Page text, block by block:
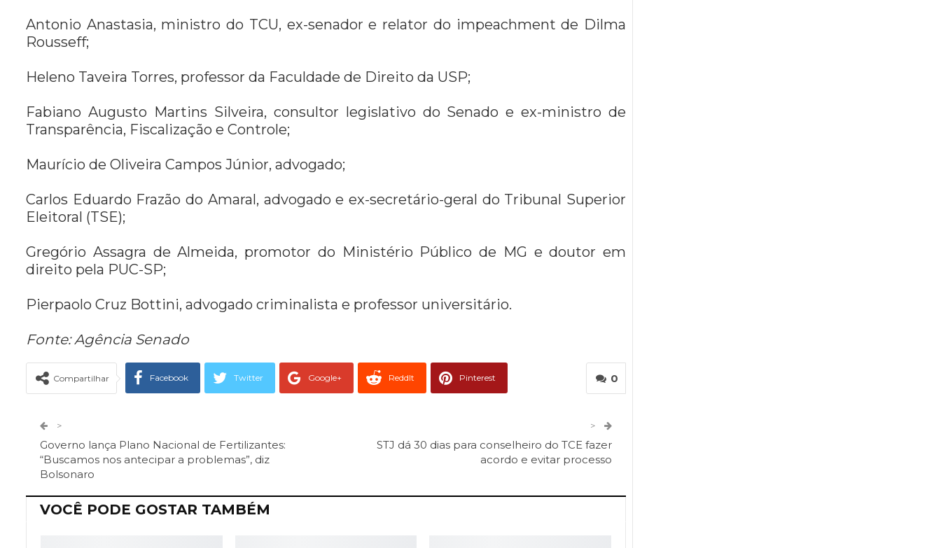
Antonio Anastasia, ministro do TCU, ex-senador e relator do impeachment de Dilma
Rousseff;
Heleno Taveira Torres, professor da Faculdade de Direito da USP;
Fabiano Augusto Martins Silveira, consultor legislativo do Senado e ex-ministro de
Transparência, Fiscalização e Controle;
Maurício de Oliveira Campos Júnior, advogado;
Carlos Eduardo Frazão do Amaral, advogado e ex-secretário-geral do Tribunal Superior
Eleitoral (TSE);
Gregório Assagra de Almeida, promotor do Ministério Público de MG e doutor em
direito pela PUC-SP;
Pierpaolo Cruz Bottini, advogado criminalista e professor universitário.
Fonte: Agência Senado
0
Compartilhar Facebook Twitter Google+ ReddIt Pinterest
>
Governo lança Plano Nacional de Fertilizantes:
“Buscamos nos antecipar a problemas”, diz
Bolsonaro
>
STJ dá 30 dias para conselheiro do TCE fazer
acordo e evitar processo
VOCÊ PODE GOSTAR TAMBÉM